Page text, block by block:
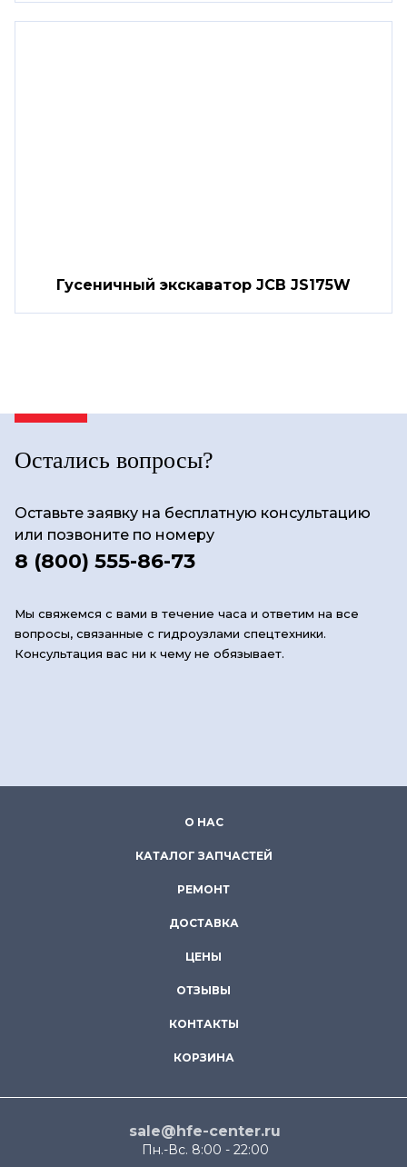
Гусеничный экскаватор JCB JS175W
Остались вопросы?
Оставьте заявку на бесплатную консультацию
или позвоните по номеру
8 (800) 555-86-73
Мы свяжемся с вами в течение часа и ответим на все
вопросы, связанные с гидроузлами спецтехники.
Консультация вас ни к чему не обязывает.
О НАС
КАТАЛОГ ЗАПЧАСТЕЙ
РЕМОНТ
ДОСТАВКА
ЦЕНЫ
ОТЗЫВЫ
КОНТАКТЫ
КОРЗИНА
sale@hfe-center.ru
Пн.-Вс. 8:00 - 22:00